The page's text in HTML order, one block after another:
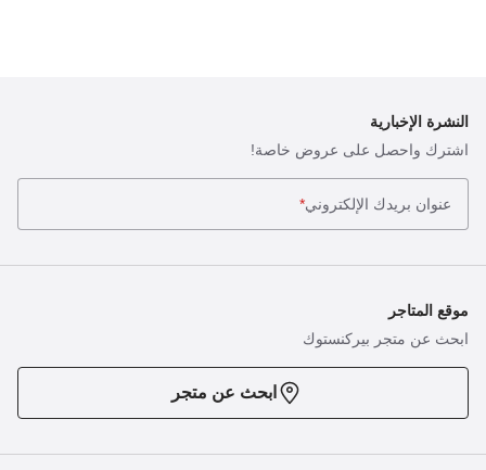
النشرة الإخبارية
اشترك واحصل على عروض خاصة!
عنوان بريدك الإلكتروني*
موقع المتاجر
ابحث عن متجر بيركنستوك
ابحث عن متجر